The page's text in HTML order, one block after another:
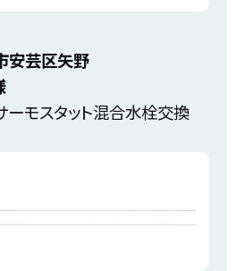
安芸区矢野
ーモスタット混合水栓交換